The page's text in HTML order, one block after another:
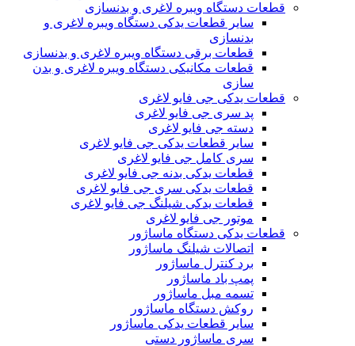
قطعات دستگاه ویبره لاغری و بدنسازی
سایر قطعات یدکی دستگاه ویبره لاغری و
بدنسازی
قطعات برقی دستگاه ویبره لاغری و بدنسازی
قطعات مکانیکی دستگاه ویبره لاغری و بدن
سازی
قطعات یدکی جی فایو لاغری
پد سری جی فایو لاغری
دسته جی فایو لاغری
سایر قطعات یدکی جی فایو لاغری
سری کامل جی فایو لاغری
قطعات یدکی بدنه جی فایو لاغری
قطعات یدکی سری جی فایو لاغری
قطعات یدکی شیلنگ جی فایو لاغری
موتور جی فایو لاغری
قطعات یدکی دستگاه ماساژور
اتصالات شیلنگ ماساژور
برد کنترل ماساژور
پمپ باد ماساژور
تسمه مبل ماساژور
روکش دستگاه ماساژور
سایر قطعات یدکی ماساژور
سری ماساژور دستی